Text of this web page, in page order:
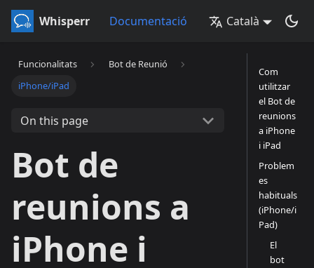
Whisperr Documentació Català
Funcionalitats
Bot de Reunió
iPhone/iPad
On this page
Bot de
reunions a
iPhone i
Com
utilitzar
el Bot de
reunions
a iPhone
i iPad
Problem
es
habituals
(iPhone/i
Pad)
El
bot